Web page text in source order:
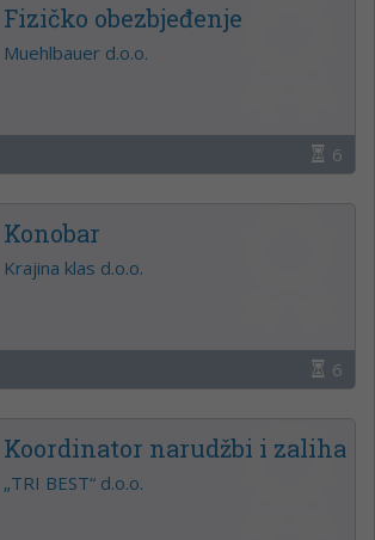
Fizičko obezbjeđenje
Muehlbauer d.o.o.
6
Konobar
Krajina klas d.o.o.
6
Koordinator narudžbi i zaliha
„TRI BEST“ d.o.o.